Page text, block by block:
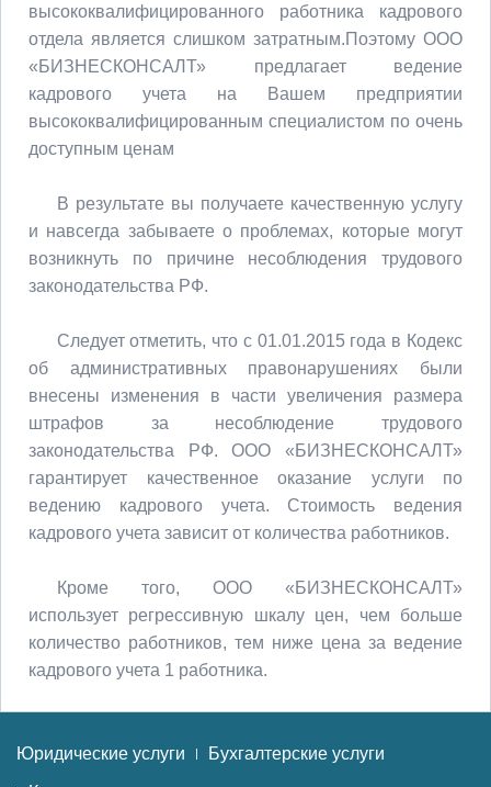
высококвалифицированного работника кадрового
отдела является слишком затратным.Поэтому ООО
«БИЗНЕCКОНСАЛТ» предлагает ведение
кадрового учета на Вашем предприятии
высококвалифицированным специалистом по очень
доступным ценам
В результате вы получаете качественную услугу
и навсегда забываете о проблемах, которые могут
возникнуть по причине несоблюдения трудового
законодательства РФ.
Следует отметить, что с 01.01.2015 года в Кодекс
об административных правонарушениях были
внесены изменения в части увеличения размера
штрафов за несоблюдение трудового
законодательства РФ. ООО «БИЗНЕCКОНСАЛТ»
гарантирует качественное оказание услуги по
ведению кадрового учета. Стоимость ведения
кадрового учета зависит от количества работников.
Кроме того, ООО «БИЗНЕCКОНСАЛТ»
использует регрессивную шкалу цен, чем больше
количество работников, тем ниже цена за ведение
кадрового учета 1 работника.
Юридические услуги Бухгалтерские услуги